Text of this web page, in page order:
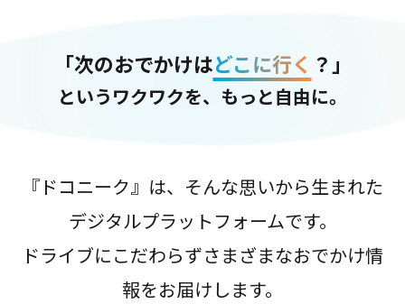
「次のおでかけはどこに行く ？」
というワクワクを、もっと自由に。
『ドコニーク』は、そんな思いから生まれた
デジタルプラットフォームです。
ドライブにこだわらずさまざまなおでかけ情
報をお届けします。